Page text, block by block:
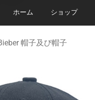
ホーム ショップ
帽子及び帽子